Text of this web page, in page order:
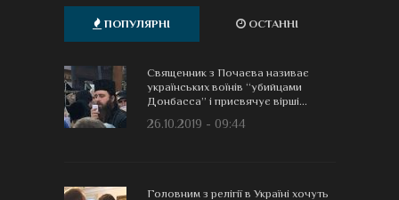
ПОПУЛЯРНІ ОСТАННІ
Священник з Почаєва називає
українських воїнів “убийцами
Донбасса” і присвячує вірші...
26.10.2019 - 09:44
Головним з релігії в Україні хочуть